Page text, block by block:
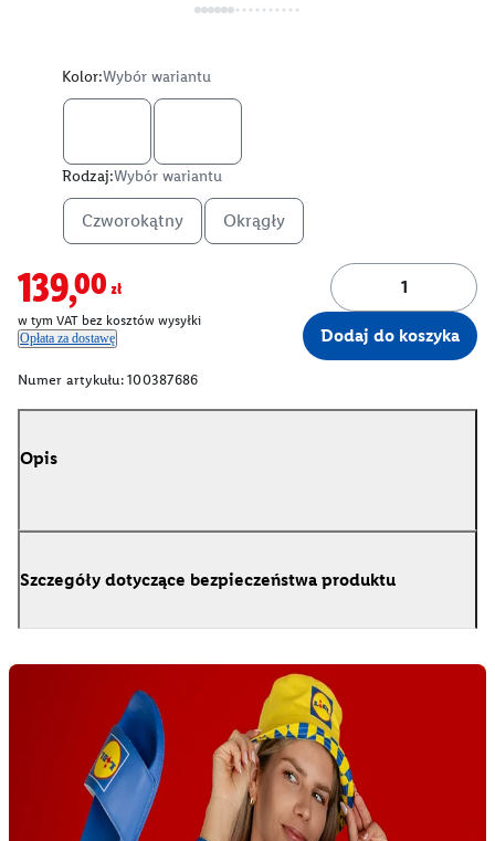
Kolor:Wybór wariantu
Rodzaj:Wybór wariantu
Czworokątny Okrągły
139,00zł
w tym VAT bez kosztów wysyłki
Opłata za dostawę
Dodaj do koszyka
Numer artykułu: 100387686
Opis
Szczegóły dotyczące bezpieczeństwa produktu